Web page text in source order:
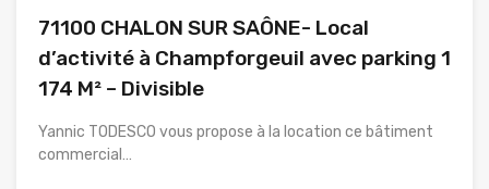
71100 CHALON SUR SAÔNE- Local
d’activité à Champforgeuil avec parking 1
174 M² – Divisible
Yannic TODESCO vous propose à la location ce bâtiment
commercial…